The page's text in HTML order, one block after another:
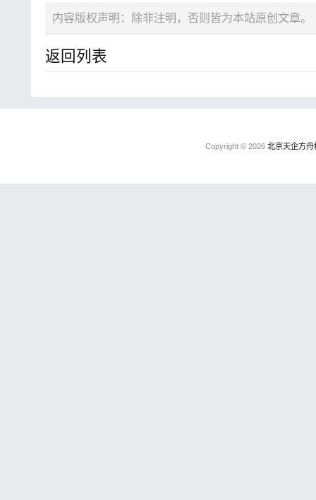
内容版权声明：除非注明，否则皆为本站原创文章。
返回列表
Copyright © 2026 北京天企方舟